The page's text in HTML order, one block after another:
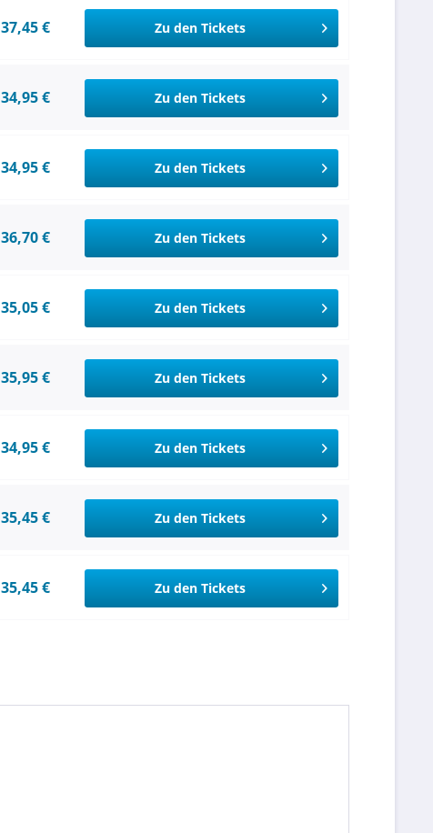
37,45 € Zu den Tickets
34,95 € Zu den Tickets
34,95 € Zu den Tickets
36,70 € Zu den Tickets
35,05 € Zu den Tickets
35,95 € Zu den Tickets
34,95 € Zu den Tickets
35,45 € Zu den Tickets
35,45 € Zu den Tickets